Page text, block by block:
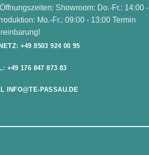
Showroom: Do.-Fr.: 14:00 -
Mo.-Fr.: 09:00 - 13:00 Termin
+49 8503 924 00 95
+49 176 847 873 83
INFO@TE-PASSAU.DE